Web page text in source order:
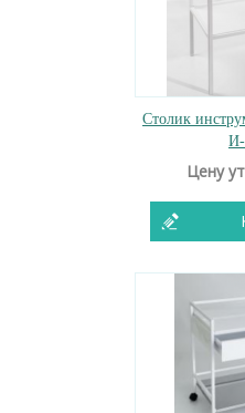
Столик
Цену